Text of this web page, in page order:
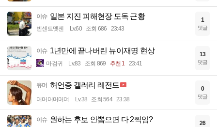
이슈 일본 지진 피해현장 도독 근황
빈센트멧젠 Lv.60 조회 686 23:43
1
댓글
이슈 1년만에 끝나버린 뉴이재명 현상
마검귀 Lv.83 조회 869 추천 1 23:41
13
댓글
유머 허언증 갤러리 레전드
머머머머머며 Lv.38 조회 564 23:38
0
댓글
이슈 원하는 후보 안뽑으면 다 2찍임? 26